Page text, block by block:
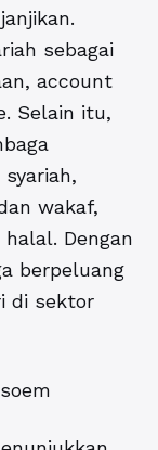
sebagai
account
Selain itu,
wakaf,
Dengan
berpeluang
di sektor